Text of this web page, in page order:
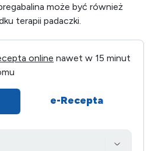
może być również
terapii padaczki.
online nawet w 15 minut
e-Recepta